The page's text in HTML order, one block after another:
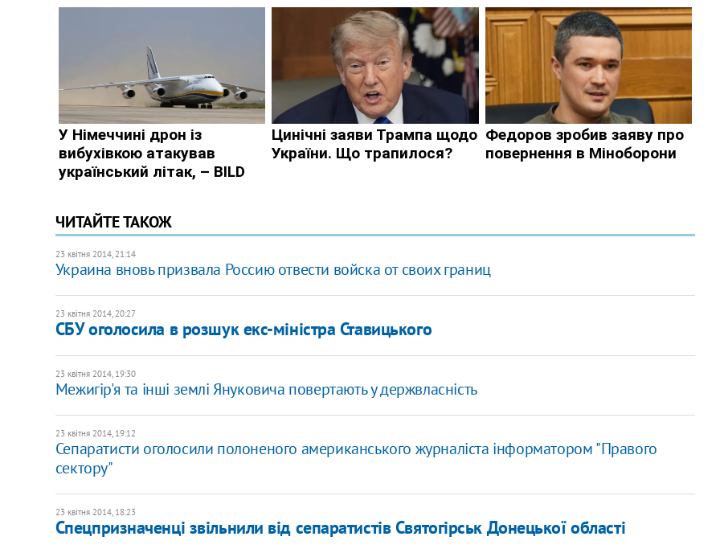
ЧИТАЙТЕ ТАКОЖ
23 квітня 2014, 21:14
Украина вновь призвала Россию отвести войска от своих границ
23 квітня 2014, 20:27
СБУ оголосила в розшук екс-міністра Ставицького
23 квітня 2014, 19:30
Межигір'я та інші землі Януковича повертають у держвласність
23 квітня 2014, 19:12
Сепаратисти оголосили полоненого американського журналіста інформатором "Правого
сектору"
23 квітня 2014, 18:23
Спецпризначенці звільнили від сепаратистів Святогірськ Донецької області